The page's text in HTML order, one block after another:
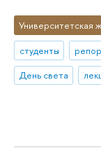
Университетская
студенты
День света